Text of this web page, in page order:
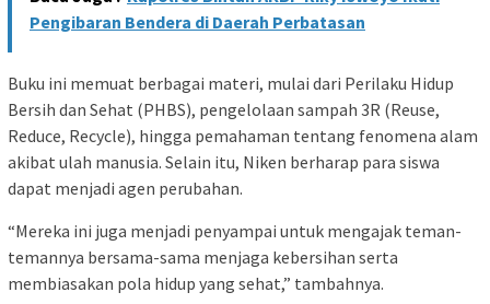
Pengibaran Bendera di Daerah Perbatasan
Buku ini memuat berbagai materi, mulai dari Perilaku Hidup
Bersih dan Sehat (PHBS), pengelolaan sampah 3R (Reuse,
Reduce, Recycle), hingga pemahaman tentang fenomena alam
akibat ulah manusia. Selain itu, Niken berharap para siswa
dapat menjadi agen perubahan.
“Mereka ini juga menjadi penyampai untuk mengajak teman-
temannya bersama-sama menjaga kebersihan serta
membiasakan pola hidup yang sehat,” tambahnya.